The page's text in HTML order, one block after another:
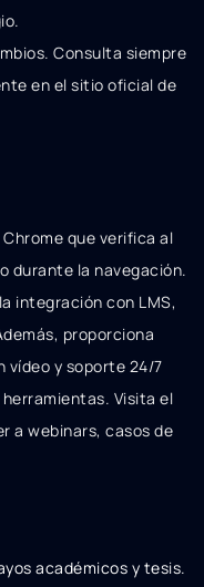
Consulta siempre
en el sitio oficial de
que verifica al
durante la navegación.
integración con LMS,
proporciona
y soporte 24/7
Visita el
a webinars, casos de
académicos y tesis.